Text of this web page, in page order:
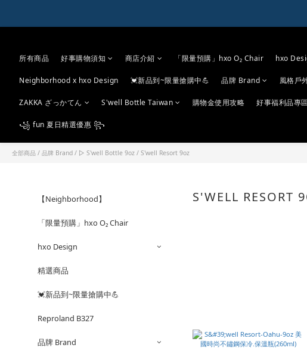
所有商品 好事購物須知 商店介紹 「限量預購」hxo O₂ Chair hxo
Neighborhood x hxo Design 💓新品到~限量搶購中💪 品牌 Brand 風格戶
ZAKKA ざっかてん S'well Bottle Taiwan 購物金使用攻略 好事福利品專
꧁ fun 夏日精選優惠 ꧂
全部商品 / 品牌 Brand / ▷ S'well Bottle 9oz / S'well Resort 9oz
【Neighborhood】
「限量預購」hxo O₂ Chair
hxo Design
精選商品
💓新品到~限量搶購中💪
Reproland B327
品牌 Brand
S'WELL RESORT